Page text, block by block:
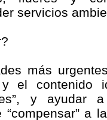
servicios
más
el contenido
y ayudar
a